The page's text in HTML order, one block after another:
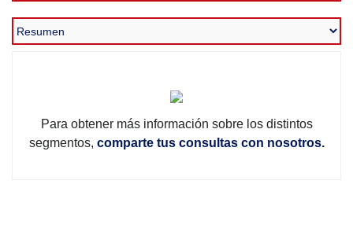
Para obtener más información sobre los distintos
segmentos, comparte tus consultas con nosotros.